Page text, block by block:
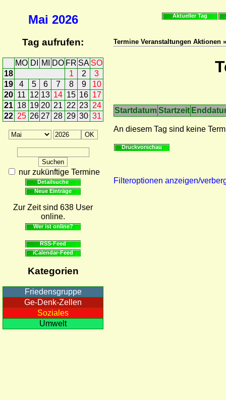
Mai 2026
Tag aufrufen:
MO DI MI DO FR SA SO
18
1 2
3
19
4 5 6 7 8 9
10
20 11 12 13 14 15 16 17
21 18 19 20 21 22 23 24
22 25 26 27 28 29 30 31
nur zukünftige Termine
Detailsuche
Neue Einträge
Zur Zeit sind 638 User
online.
Wer ist online?
RSS-Feed
iCalendar-Feed
Kategorien
Friedensgruppe
Ge-Denk-Zellen
Soziales
Umwelt
Aktueller Tag
Termine Veranstaltungen Aktionen
StartdatumStartzeit
An diesem Tag sind keine
Druckvorschau
Filteroptionen anzeigen/